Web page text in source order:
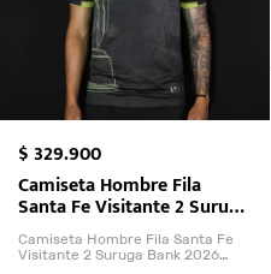
$329.900
Camiseta Hombre Fila
Santa Fe Visitante 2 Suruga
Bank 2026
Camiseta Hombre Fila Santa Fe
Visitante 2 Suruga Bank 2026